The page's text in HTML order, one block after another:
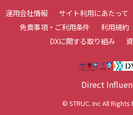
運用会社情報 サイト利用にあたって
免責事項・ご利用条件
利用規約
DXに関する取り組み
Direct
© STRUC. Inc All